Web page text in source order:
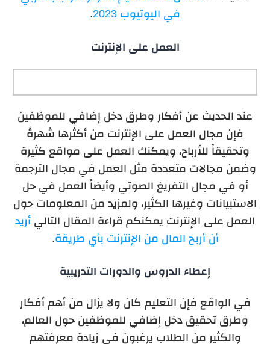
في اليوتيوب 2023
.
العمل على الإنترنت
عند الحديث عن أفكار وطرق دخل إضافي للموظفين
فإن مجال العمل على الإنترنت من أكثرها شهرةً
وتحقيقاً للأرباح، ويمكنك العمل على مواقع كثيرة
وضمن مجالات متعددة مثل العمل في مجال الترجمة
أو في مجال التفريغ الصوتي وأيضاً العمل في حل
الاستبيانات وغيرها الكثير، ولمزيد من المعلومات حول
العمل على الإنترنت يمكنكم قراءة المقال التالي أريد
أن أربح المال من الإنترنت بأي طريقة.
إعطاء الدروس والدورات التدريبية
في الواقع فإن التعليم كان ولا يزال من أهم أفكار
وطرق تحقيق دخل إضافي للموظفين حول العالم،
والكثير من الطلاب يرغبون في زيادة معرفتهم